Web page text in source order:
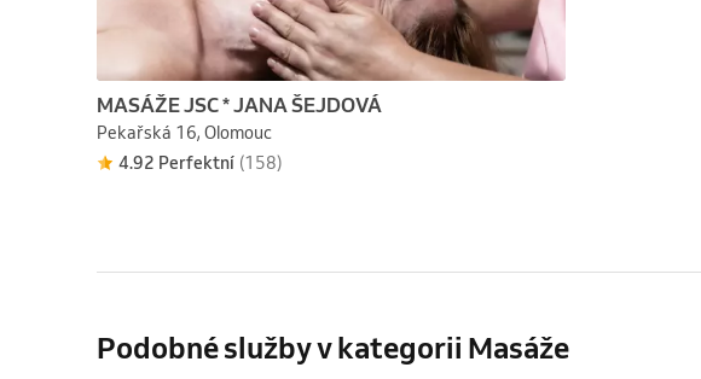
MASÁŽE JSC * JANA ŠEJDOVÁ
Pekařská 16, Olomouc
4.92 Perfektní (158)
Podobné služby v kategorii Masáže